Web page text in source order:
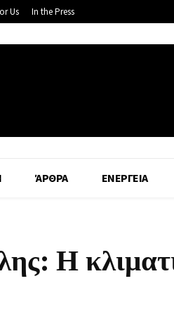
Us In the Press
ΆΡΘΡΑ ΕΝΕΡΓΕΙΑ
Η